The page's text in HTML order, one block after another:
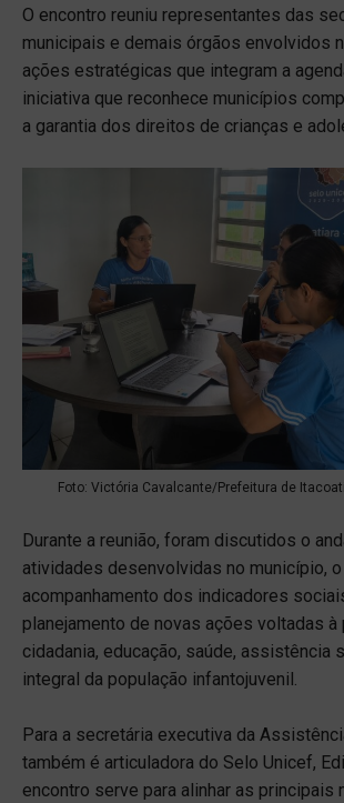
O encontro reuniu representantes das
municipais e demais órgãos envolvidos
ações estratégicas que integram a
iniciativa que reconhece municípios
a garantia dos direitos de crianças e
Foto: Victória Cavalcante/Prefeitura de
Durante a reunião, foram discutidos o
atividades desenvolvidas no município, o
acompanhamento dos indicadores
planejamento de novas ações voltadas à
cidadania, educação, saúde, assistência
integral da população infantojuvenil.
Para a secretária executiva da
também é articuladora do Selo Unicef,
encontro serve para alinhar as principais